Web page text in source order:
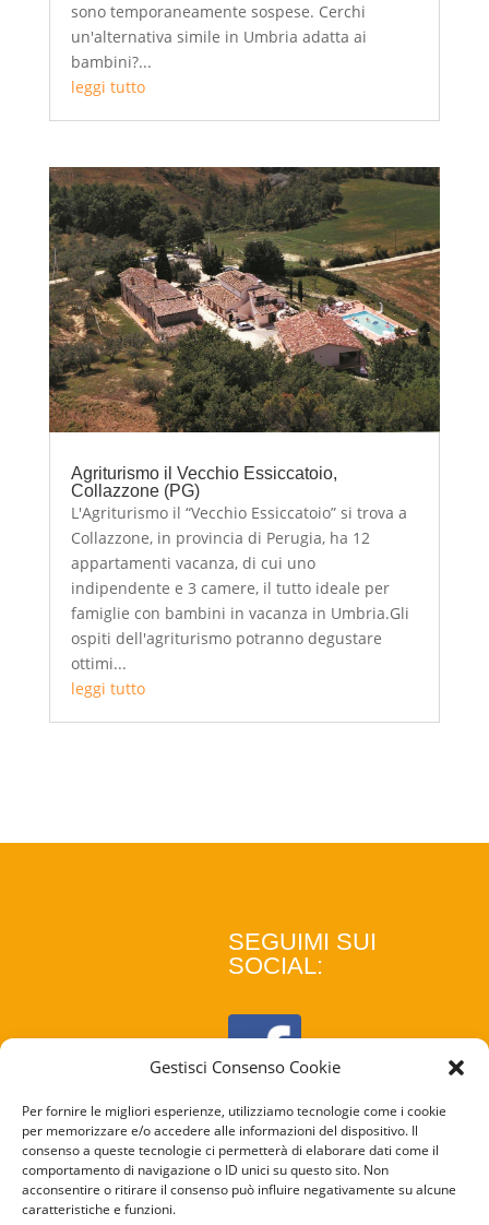
Gestisci Consenso Cookie
Per fornire le migliori esperienze, utilizziamo tecnologie come i cookie
per memorizzare e/o accedere alle informazioni del dispositivo. Il
consenso a queste tecnologie ci permetterà di elaborare dati come il
comportamento di navigazione o ID unici su questo sito. Non
acconsentire o ritirare il consenso può influire negativamente su alcune
caratteristiche e funzioni.
sono temporaneamente sospese. Cerchi
un'alternativa simile in Umbria adatta ai
bambini?...
leggi tutto
Agriturismo il Vecchio Essiccatoio,
Collazzone (PG)
L'Agriturismo il “Vecchio Essiccatoio” si trova a
Collazzone, in provincia di Perugia, ha 12
appartamenti vacanza, di cui uno
indipendente e 3 camere, il tutto ideale per
famiglie con bambini in vacanza in Umbria.Gli
ospiti dell'agriturismo potranno degustare
ottimi...
leggi tutto
SEGUIMI SUI
SOCIAL: